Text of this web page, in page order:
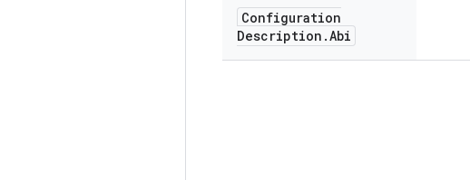
Configuration
Description .Abi